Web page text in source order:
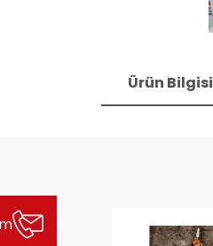
Ürün Bilgisi